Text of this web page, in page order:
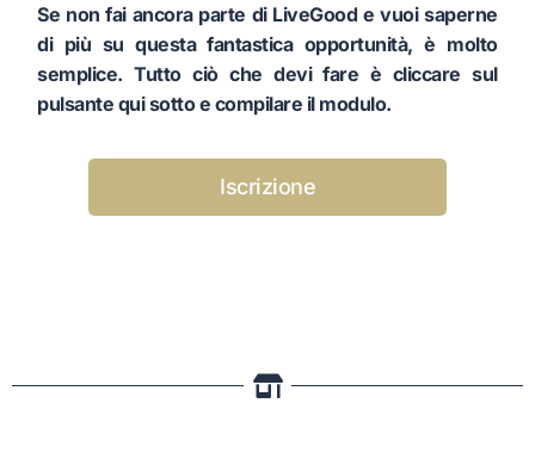
Se non fai ancora parte di LiveGood e vuoi saperne
di più su questa fantastica opportunità, è molto
semplice. Tutto ciò che devi fare è cliccare sul
pulsante qui sotto e compilare il modulo.
Iscrizione